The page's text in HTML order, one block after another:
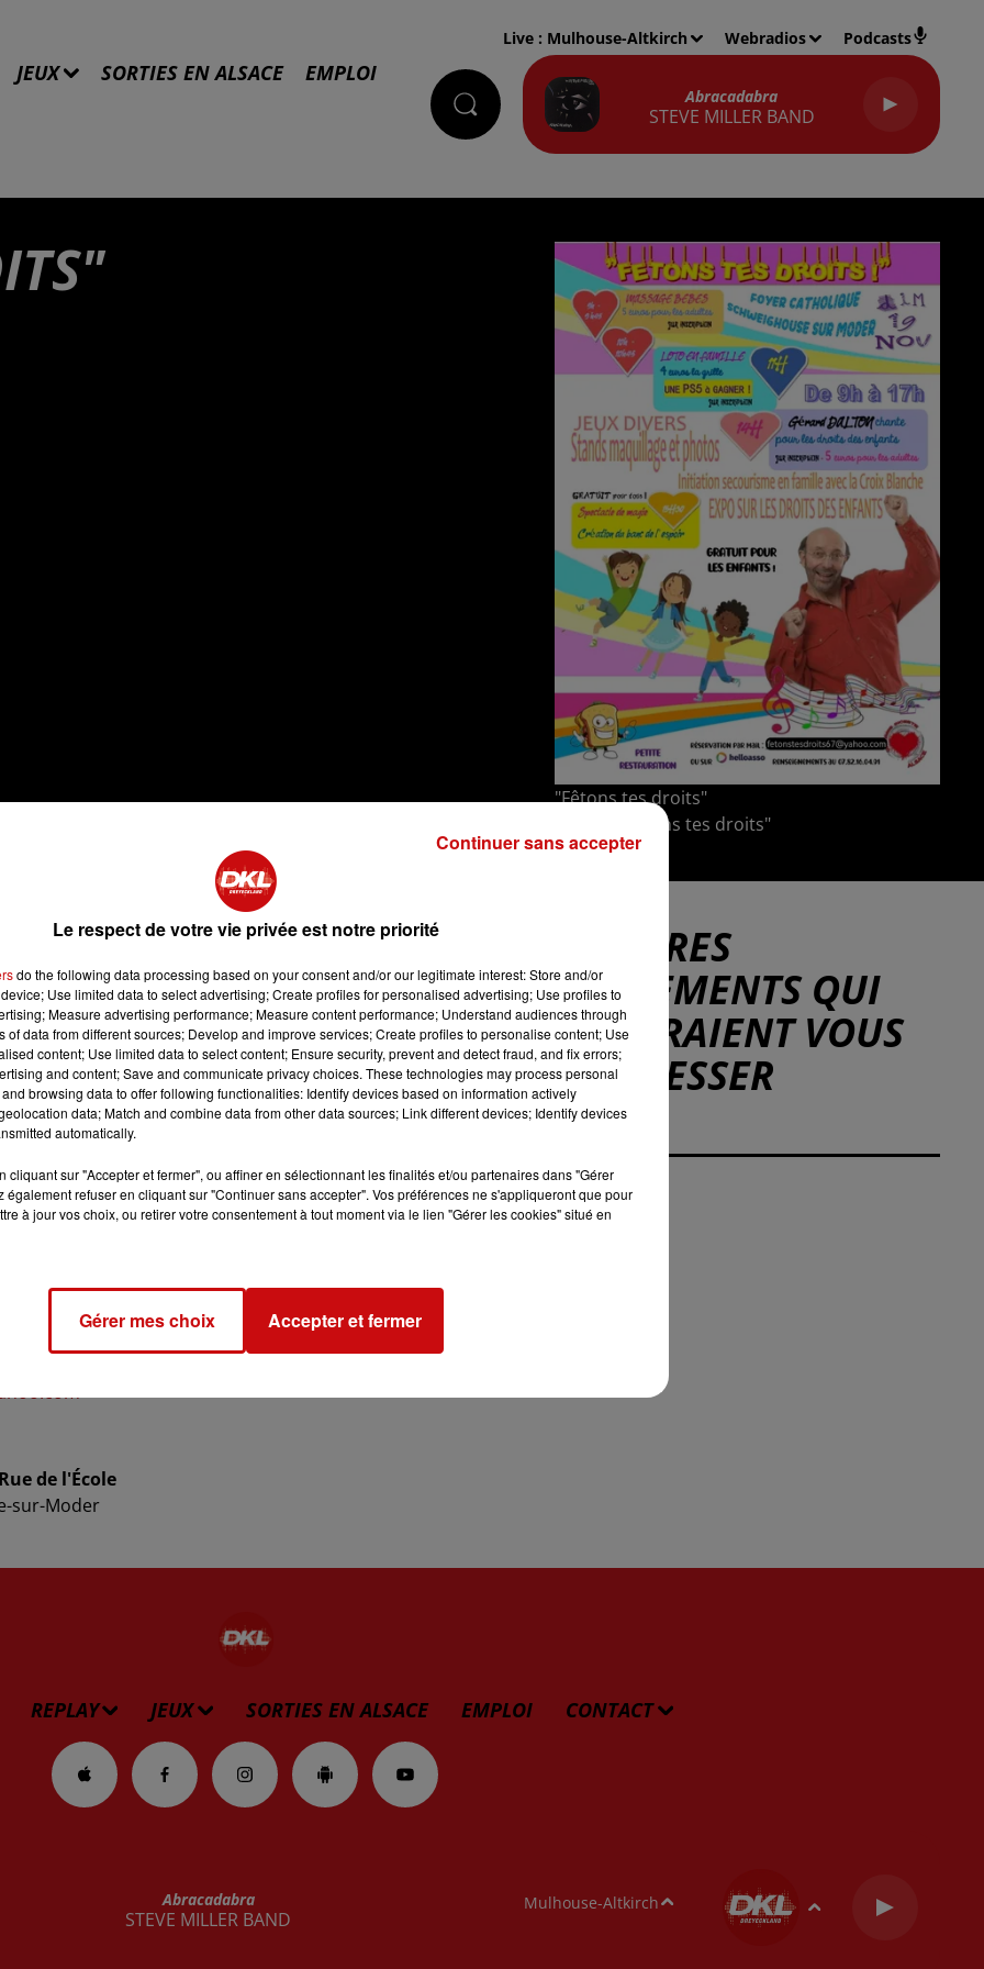
JEUX SORTIES EN ALSACE EMPLOI
Live : Mulhouse-Altkirch Webradios Podcasts
Abracadabra
STEVE MILLER BAND
"Fêtons tes droits"
"Fêtons tes droits"
à 9h00
à 17h00
INCESTE ALSACE
de l'École
sur-Moder
D'AUTRES
ÉVÉNEMENTS QUI
POURRAIENT VOUS
INTÉRESSER
REPLAY JEUX SORTIES EN ALSACE EMPLOI CONTACT
Abracadabra
STEVE MILLER BAND
Mulhouse-Altkirch
Le respect de votre vie privée est notre priorité
do the following data processing based on your consent and/or our legitimate interest: Store and/or
Use limited data to select advertising; Create profiles for personalised advertising; Use profiles to
Measure advertising performance; Measure content performance; Understand audiences through
of data from different sources; Develop and improve services; Create profiles to personalise content; Use
content; Use limited data to select content; Ensure security, prevent and detect fraud, and fix errors;
and content; Save and communicate privacy choices. These technologies may process personal
browsing data to offer following functionalities: Identify devices based on information actively
data; Match and combine data from other data sources; Link different devices; Identify devices
automatically.
cliquant sur "Accepter et fermer", ou affiner en sélectionnant les finalités et/ou partenaires dans "Gérer
également refuser en cliquant sur "Continuer sans accepter". Vos préférences ne s'appliqueront que pour
à jour vos choix, ou retirer votre consentement à tout moment via le lien "Gérer les cookies" situé en
Gérer mes choix Accepter et fermer
Continuer sans accepter